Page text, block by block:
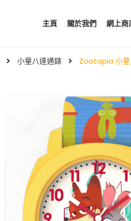
主頁 關於我們 網上商
小童八達通錶 Zootopia 小童